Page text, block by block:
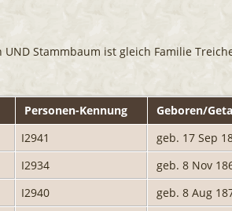
Stammbaum ist gleich Familie
Personen-Kennung Geboren/
I2941 geb. 17 Sep
I2934 geb. 8 Nov
I2940 geb. 8 Aug